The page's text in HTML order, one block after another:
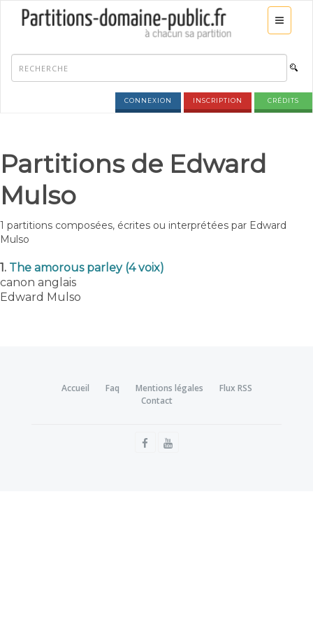
CONNEXION INSCRIPTION CRÉDITS
Partitions de Edward
Mulso
1 partitions composées, écrites ou interprétées par Edward
Mulso
1. The amorous parley (4 voix)
canon anglais
Edward Mulso
Accueil Faq Mentions légales
Flux RSS
Contact